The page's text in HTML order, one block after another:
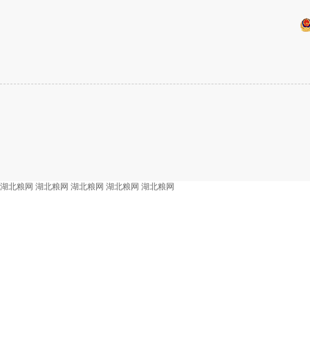
湖北粮网 湖北粮网 湖北粮网 湖北粮网 湖北粮网